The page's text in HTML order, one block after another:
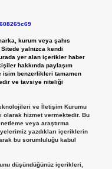
kurum veya şahıs
yalnızca kendi
yer alan içerikler haber
hakkında paylaşım
isim benzerlikleri tamamen
ve tavsiye niteliği
ve İletişim Kurumu
olarak hizmet vermektedir. Bu
veya araştırma
yazdıkları içeriklerin
bu sorumluluğu kabul
düşündüğünüz içerikleri,